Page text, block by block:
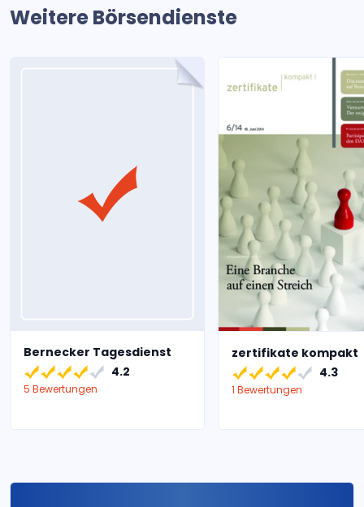
Weitere Börsendienste
Bernecker Tagesdienst
4.2
5 Bewertungen
zertifikate kompakt
4.3
1 Bewertungen